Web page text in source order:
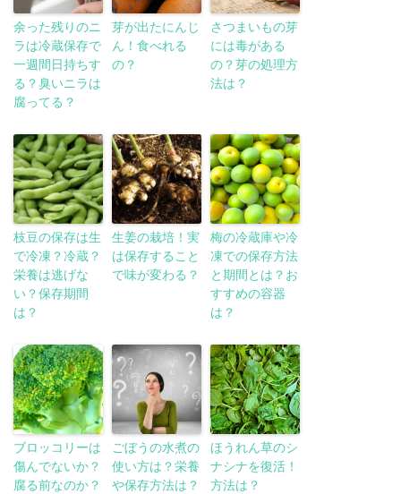
余った残りのニ
ラは冷蔵保存で
一週間日持ちす
る？臭いニラは
腐ってる？
芽が出たにんじ
ん！食べれる
の？
さつまいもの芽
には毒がある
の？芽の処理方
法は？
枝豆の保存は生
で冷凍？冷蔵？
栄養は逃げな
い？保存期間
は？
生姜の栽培！実
は保存すること
で味が変わる？
梅の冷蔵庫や冷
凍での保存方法
と期間とは？お
すすめの容器
は？
ブロッコリーは
傷んでないか？
腐る前なのか？
ごぼうの水煮の
使い方は？栄養
や保存方法は？
ほうれん草のシ
ナシナを復活！
方法は？